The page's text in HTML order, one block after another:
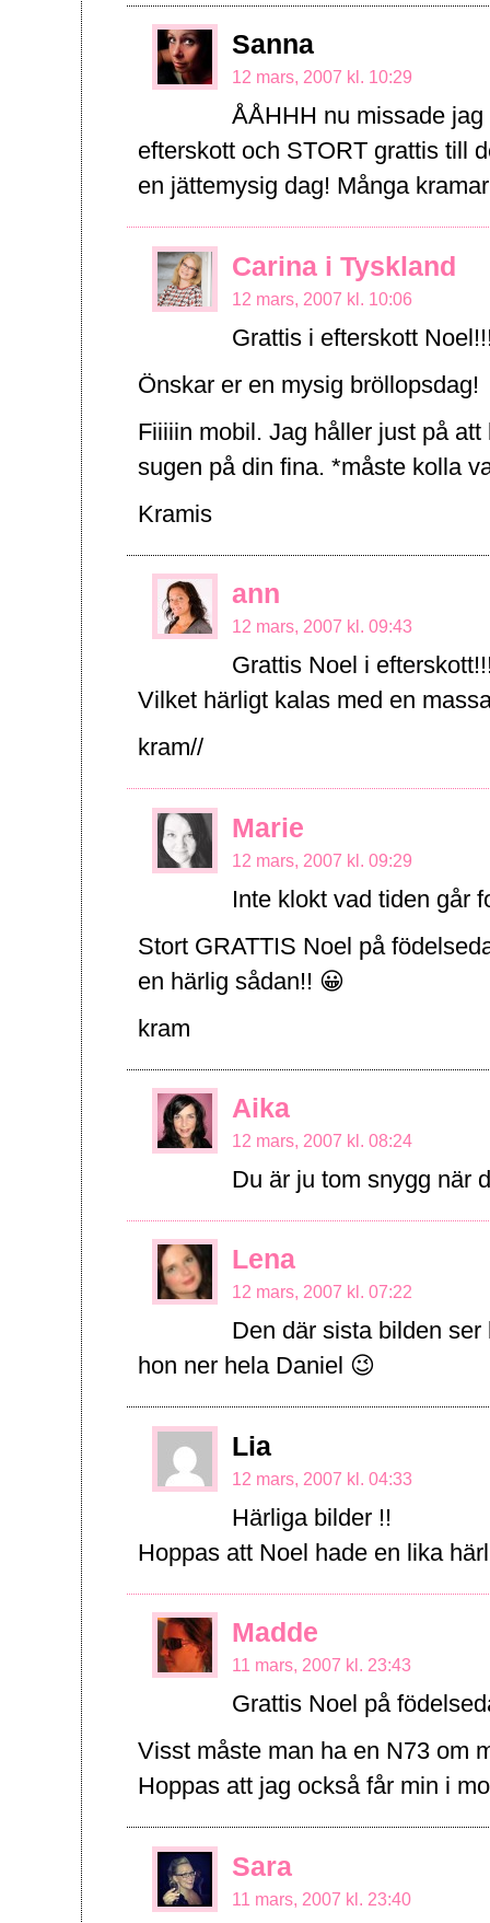
Sanna
12 mars, 2007 kl. 10:29
ÅÅHHH nu missade
efterskott och STORT grattis till
en jättemysig dag! Många kramar
Carina i Tyskland
12 mars, 2007 kl. 10:06
Grattis i efterskott
Önskar er en mysig bröllopsdag!
Fiiiiin mobil. Jag håller just på
sugen på din fina. *måste kolla
Kramis
ann
12 mars, 2007 kl. 09:43
Grattis Noel i
Vilket härligt kalas med en
kram//
Marie
12 mars, 2007 kl. 09:29
Inte klokt vad tiden går
Stort GRATTIS Noel på
en härlig sådan!! 😀
kram
Aika
12 mars, 2007 kl. 08:24
Du är ju tom snygg när
Lena
12 mars, 2007 kl. 07:22
Den där sista bilden
hon ner hela Daniel 😉
Lia
12 mars, 2007 kl. 04:33
Härliga bilder !!
Hoppas att Noel hade en lika
Madde
11 mars, 2007 kl. 23:43
Grattis Noel på
Visst måste man ha en N73 om
Hoppas att jag också får min i
Sara
11 mars, 2007 kl. 23:40